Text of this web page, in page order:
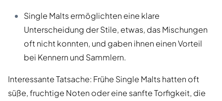
Single Malts ermöglichten eine klare
Unterscheidung der Stile, etwas, das Mischungen
oft nicht konnten, und gaben ihnen einen Vorteil
bei Kennern und Sammlern.
Interessante Tatsache: Frühe Single Malts hatten oft
süße, fruchtige Noten oder eine sanfte Torfigkeit, die